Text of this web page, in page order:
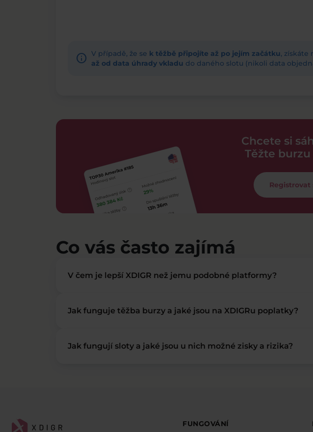
info V případě, že se k těžbě připojíte až po jejím začátku, získáte
až od data úhrady vkladu do daného slotu (nikoli data
Chcete si
Těžte burzu
Registrovat
Co vás často zajímá
V čem je lepší XDIGR než jemu podobné platformy?
Jak funguje těžba burzy a jaké jsou na XDIGRu poplatky?
Jak fungují sloty a jaké jsou u nich možné zisky a rizika?
FUNGOVÁNÍ